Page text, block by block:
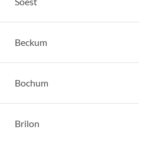
Beckum
Bochum
Brilon